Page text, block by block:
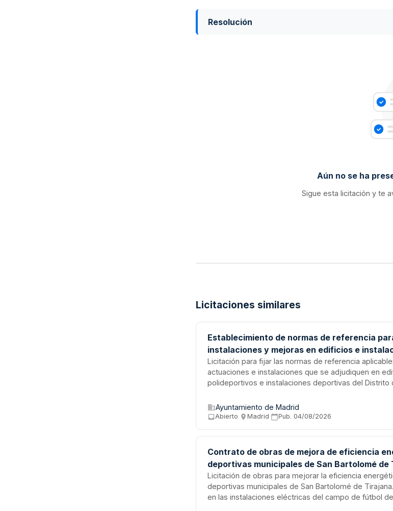
Resolución
Aún no se ha
Sigue esta licitación y te
Licitaciones similares
Establecimiento de normas de referencia
instalaciones y mejoras en edificios e
Distrito de Moratalaz
Licitación para fijar las normas de referencia
actuaciones e instalaciones que se adjudiquen en
polideportivos e instalaciones deportivas del Distrito
colegios públicos y escuelas infantiles), espacios
zonas verdes. Se trata de un procedimiento de
contratos de construcción y mejora de
Ayuntamiento de Madrid
Abierto· Madrid· Pub. 04/08/2026
Contrato de obras de mejora de eficiencia
deportivas municipales de San Bartolomé de
Licitación de obras para mejorar la eficiencia
deportivas municipales de San Bartolomé de
en las instalaciones eléctricas del campo de fútbol